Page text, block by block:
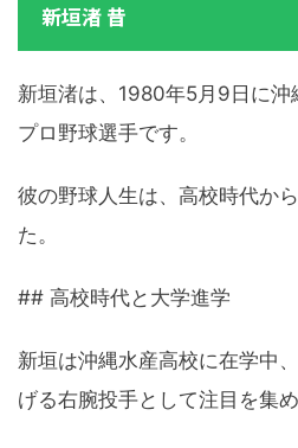
新垣渚 昔
新垣渚は、1980年5月9日に沖
プロ野球選手です。
彼の野球人生は、高校時代か
た。
## 高校時代と大学進学
新垣は沖縄水産高校に在学中
げる右腕投手として注目を集め